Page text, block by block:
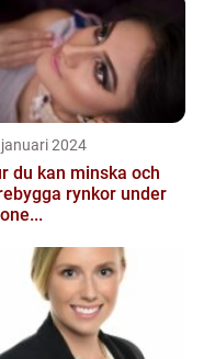
2024
du kan minska och
rynkor under